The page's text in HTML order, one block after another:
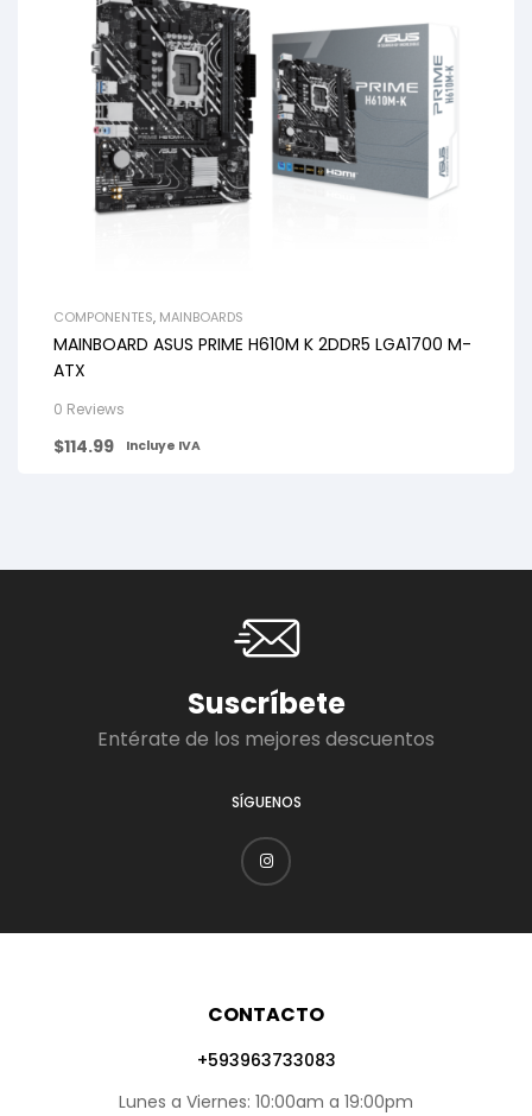
COMPONENTES, MAINBOARDS
MAINBOARD ASUS PRIME H610M K 2DDR5 LGA1700 M-
ATX
0 Reviews
$114.99 Incluye IVA
Suscríbete
Entérate de los mejores descuentos
SÍGUENOS
CONTACTO
+593963733083
Lunes a Viernes: 10:00am a 19:00pm